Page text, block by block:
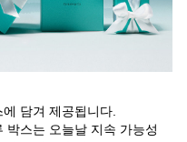
담겨 제공됩니다.
스는 오늘날 지속 가능성